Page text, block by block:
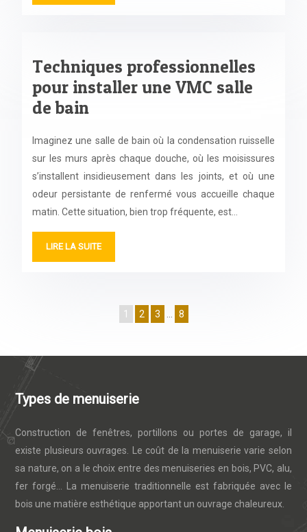
Techniques professionnelles
pour installer une VMC salle
de bain
Imaginez une salle de bain où la condensation ruisselle
sur les murs après chaque douche, où les moisissures
s’installent insidieusement dans les joints, et où une
odeur persistante de renfermé vous accueille chaque
matin. Cette situation, bien trop fréquente, est…
LIRE LA SUITE
1 2 3 8
Types de menuiserie
Construction de fenêtres, portillons ou portes de garage, il
existe plusieurs ouvrages. Le coût de la menuiserie varie selon
sa nature, on a le choix entre des menuiseries en bois, PVC, alu,
fer forgé… La menuiserie traditionnelle est fabriquée avec le
bois une matière esthétique apportant un ouvrage chaleureux.